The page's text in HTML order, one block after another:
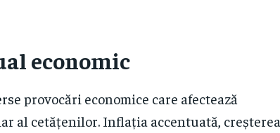
economic
provocări economice care afectează
al cetățenilor. Inflația accentuată, creșterea